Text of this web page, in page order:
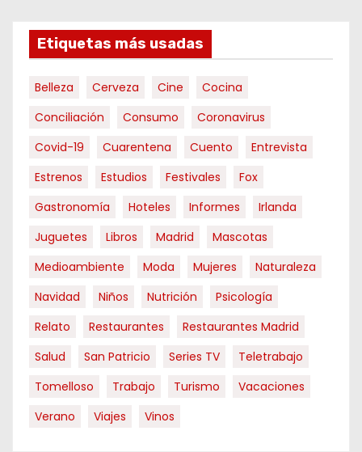
Etiquetas más usadas
Belleza Cerveza Cine
Cocina
Conciliación
Consumo
Coronavirus
Covid-19
Cuarentena Cuento
Entrevista
Estrenos
Estudios Festivales
Fox
Gastronomía
Hoteles Informes
Irlanda
Juguetes
Libros Madrid
Mascotas
Medioambiente
Moda Mujeres
Naturaleza
Navidad
Niños Nutrición
Psicología
Relato
Restaurantes
Restaurantes Madrid
Salud
San Patricio Series TV
Teletrabajo
Tomelloso
Trabajo Turismo
Vacaciones
Verano
Viajes Vinos